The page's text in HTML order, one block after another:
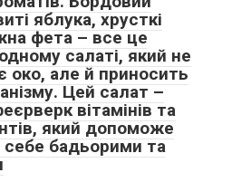
яблука, хрусткі
фета – все це
салаті, який не
око, але й приносить
Цей салат –
вітамінів та
який допоможе
себе бадьорими та